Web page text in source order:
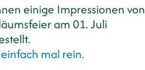
einige Impressionen von
am 01. Juli
mal rein.